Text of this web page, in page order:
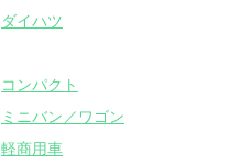
ダイハツ
コンパクト
ミニバン／ワゴン
軽商用車